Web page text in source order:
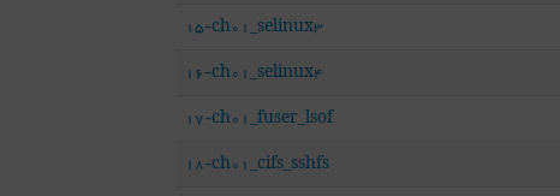
15-ch01_selinux3
16-ch01_selinux4
17-ch01_fuser_lsof
18-ch01_cifs_sshfs